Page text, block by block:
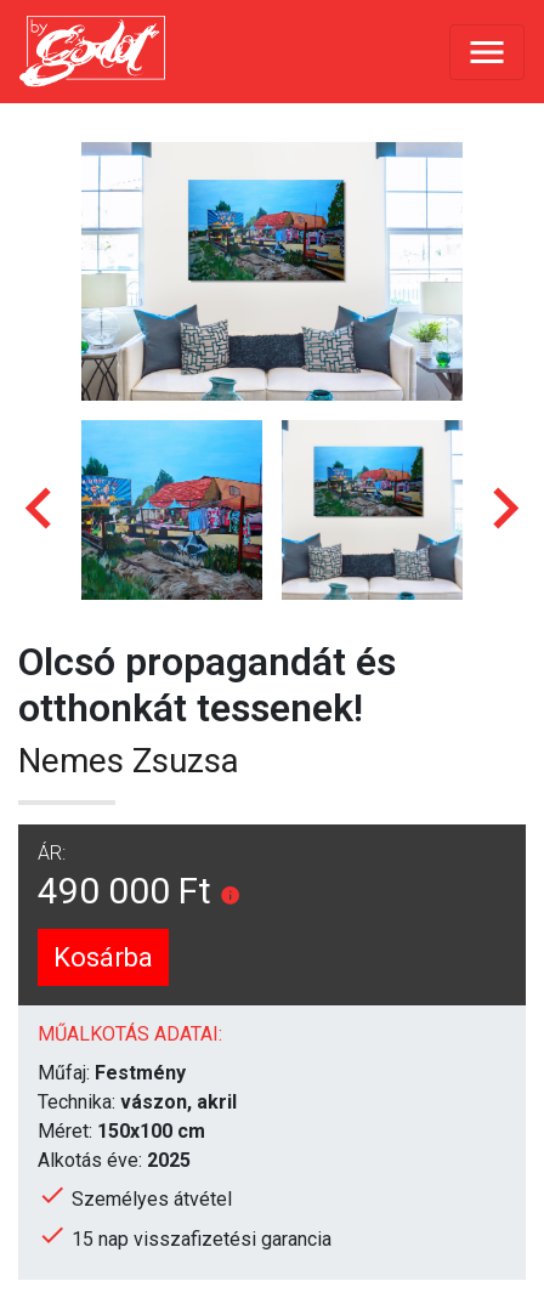
Olcsó propagandát és
otthonkát tessenek!
Nemes Zsuzsa
ÁR:
490 000 Ft
Kosárba
MŰALKOTÁS ADATAI:
Műfaj: Festmény
Technika: vászon, akril
Méret: 150x100 cm
Alkotás éve: 2025
Személyes átvétel
15 nap visszafizetési garancia